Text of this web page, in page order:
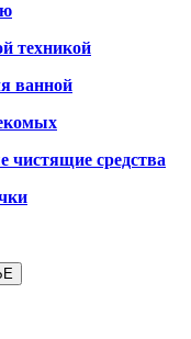
техникой
ванной
чистящие средства